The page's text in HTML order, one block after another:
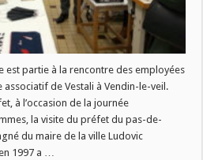
est partie à la rencontre des employées
de Vestali à Vendin-le-veil.
à l’occasion de la journée
la visite du préfet du pas-de-
du maire de la ville Ludovic
1997 a …